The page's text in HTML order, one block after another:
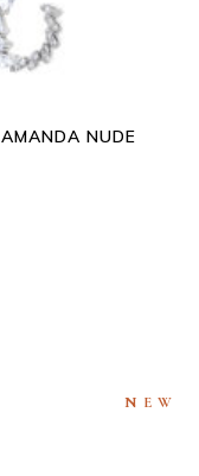
AMANDA NUDE
NEW